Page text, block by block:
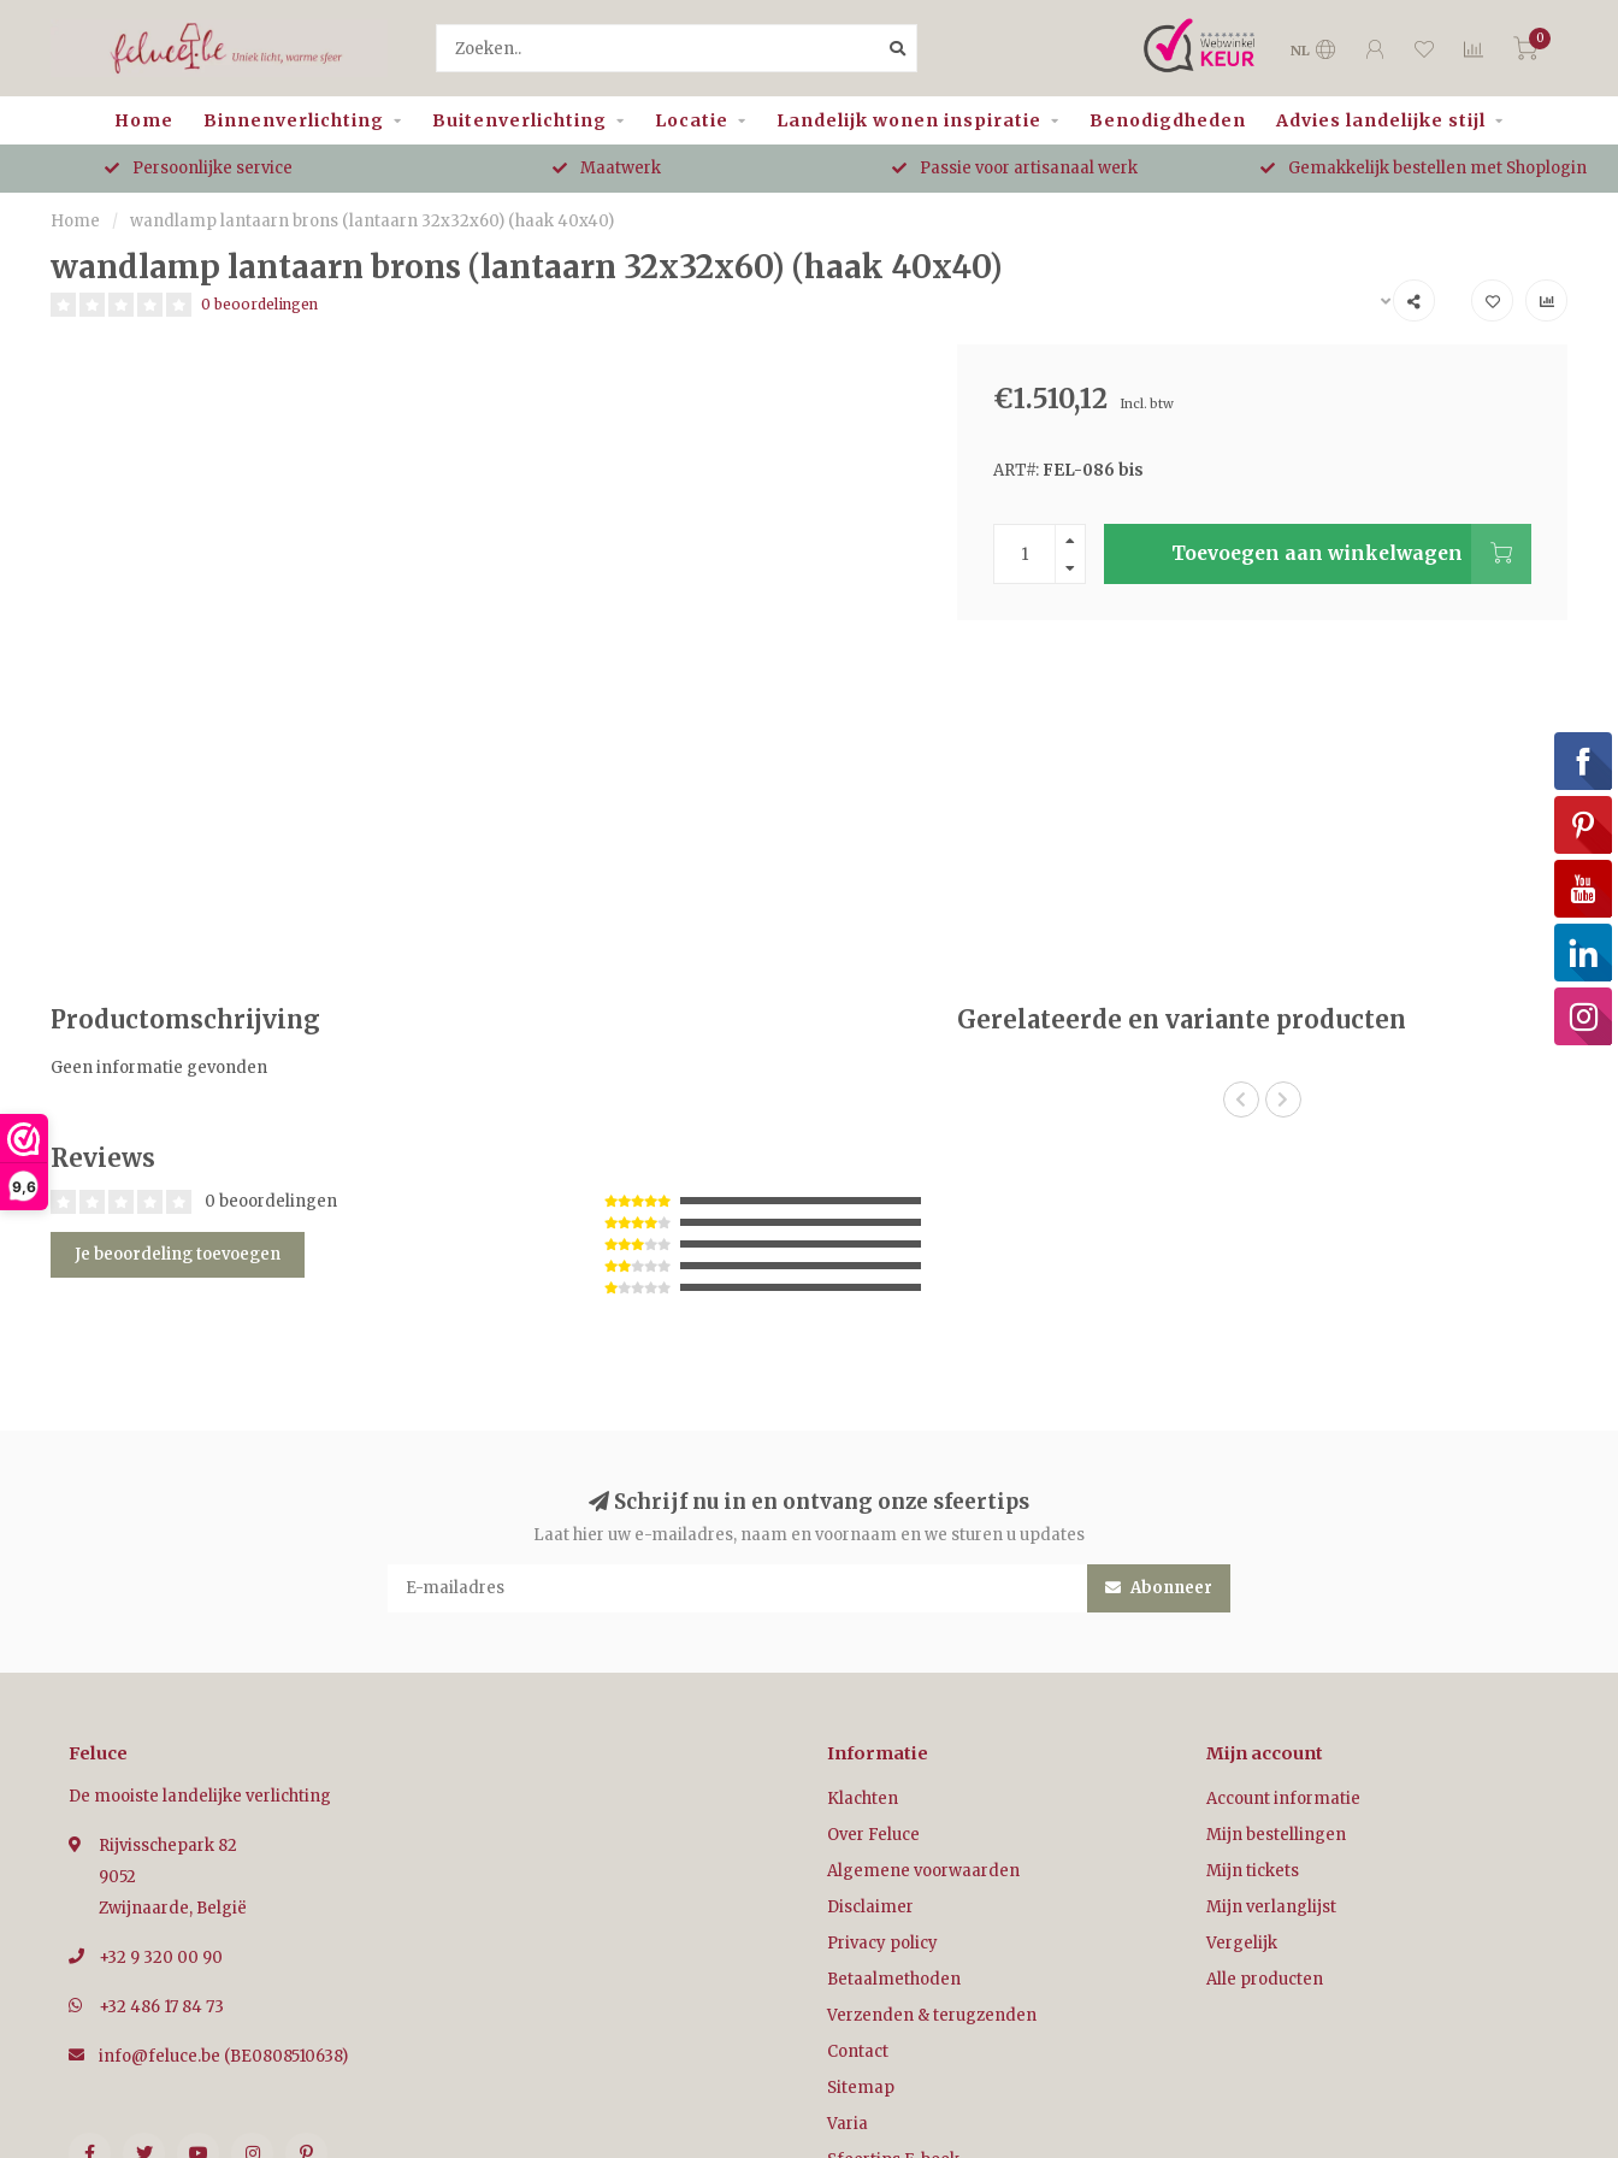
9,6
NL
0
Home Binnenverlichting Buitenverlichting Locatie Landelijk wonen inspiratie Benodigdheden Advies landelijke stijl
Persoonlijke service Maatwerk Passie voor artisanaal werk Gemakkelijk bestellen met Shoplogin
Home / wandlamp lantaarn brons (lantaarn 32x32x60) (haak 40x40)
wandlamp lantaarn brons (lantaarn 32x32x60) (haak 40x40)
0 beoordelingen
€1.510,12 Incl. btw
ART#: FEL-086 bis
Toevoegen aan winkelwagen
Productomschrijving
Geen informatie gevonden
Reviews
0 beoordelingen
Je beoordeling toevoegen
Gerelateerde en variante producten
Schrijf nu in en ontvang onze sfeertips
Laat hier uw e-mailadres, naam en voornaam en we sturen u updates
Abonneer
Feluce
De mooiste landelijke verlichting
Rijvisschepark 82
9052
Zwijnaarde, België
+32 9 320 00 90
+32 486 17 84 73
info@feluce.be (BE0808510638)
Informatie
Klachten
Over Feluce
Algemene voorwaarden
Disclaimer
Privacy policy
Betaalmethoden
Verzenden & terugzenden
Contact
Sitemap
Varia
Mijn account
Account informatie
Mijn bestellingen
Mijn tickets
Mijn verlanglijst
Vergelijk
Alle producten